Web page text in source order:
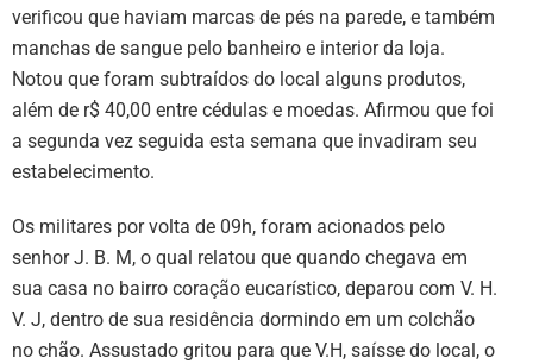
verificou que haviam marcas de pés na parede, e também
manchas de sangue pelo banheiro e interior da loja.
Notou que foram subtraídos do local alguns produtos,
além de r$ 40,00 entre cédulas e moedas. Afirmou que foi
a segunda vez seguida esta semana que invadiram seu
estabelecimento.
Os militares por volta de 09h, foram acionados pelo
senhor J. B. M, o qual relatou que quando chegava em
sua casa no bairro coração eucarístico, deparou com V. H.
V. J, dentro de sua residência dormindo em um colchão
no chão. Assustado gritou para que V.H, saísse do local, o